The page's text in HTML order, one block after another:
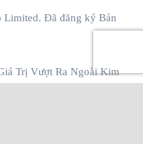
Limited. Đã đăng ký Bản
Trị Vượt Ra Ngoài Kim